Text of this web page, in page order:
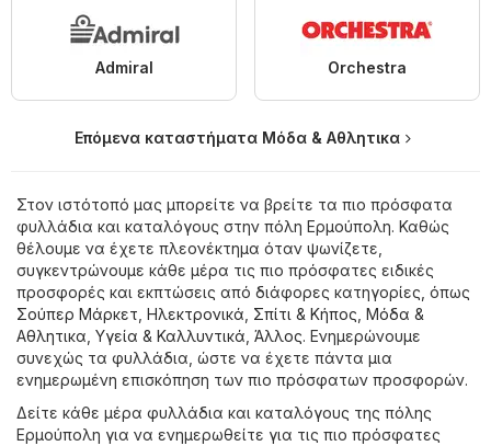
Admiral Orchestra
Επόμενα καταστήματα Μόδα & Aθλητικα
Στον ιστότοπό μας μπορείτε να βρείτε τα πιο πρόσφατα
φυλλάδια και καταλόγους στην πόλη Ερμούπολη. Καθώς
θέλουμε να έχετε πλεονέκτημα όταν ψωνίζετε,
συγκεντρώνουμε κάθε μέρα τις πιο πρόσφατες ειδικές
προσφορές και εκπτώσεις από διάφορες κατηγορίες, όπως
Σούπερ Μάρκετ, Hλεκτρονικά, Σπίτι & Κήπος, Μόδα &
Aθλητικα, Υγεία & Καλλυντικά, Άλλος. Ενημερώνουμε
συνεχώς τα φυλλάδια, ώστε να έχετε πάντα μια
ενημερωμένη επισκόπηση των πιο πρόσφατων προσφορών.
Δείτε κάθε μέρα φυλλάδια και καταλόγους της πόλης
Ερμούπολη για να ενημερωθείτε για τις πιο πρόσφατες